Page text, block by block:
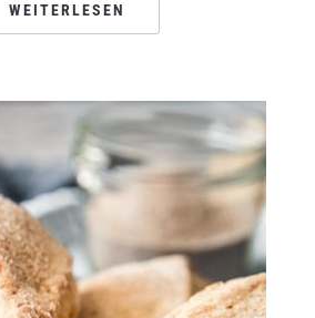
WEITERLESEN